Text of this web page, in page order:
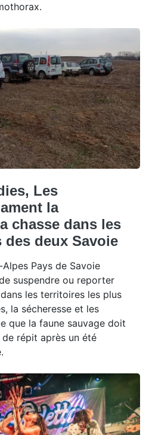
Les
la
chasse dans les
deux Savoie
Pays de Savoie
suspendre ou reporter
les territoires les plus
la sécheresse et les
que la faune sauvage doit
de répit après un été